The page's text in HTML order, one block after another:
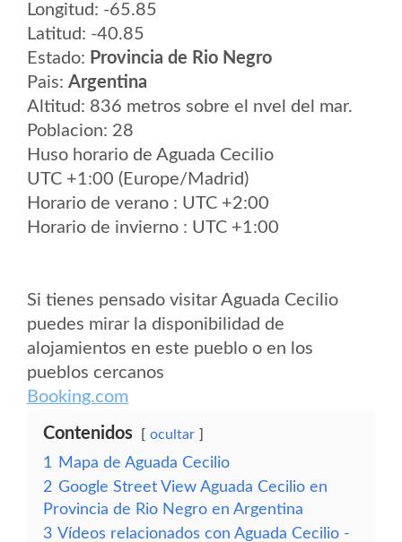
Longitud: -65.85
Latitud: -40.85
Estado: Provincia de Rio Negro
Pais: Argentina
Altitud: 836 metros sobre el nvel del mar.
Poblacion: 28
Huso horario de Aguada Cecilio
UTC +1:00 (Europe/Madrid)
Horario de verano : UTC +2:00
Horario de invierno : UTC +1:00
Si tienes pensado visitar Aguada Cecilio
puedes mirar la disponibilidad de
alojamientos en este pueblo o en los
pueblos cercanos
Booking.com
Contenidos ocultar
1
Mapa de Aguada Cecilio
2 Google Street View Aguada Cecilio en
Provincia de Rio Negro en Argentina
3 Vídeos relacionados con Aguada Cecilio -